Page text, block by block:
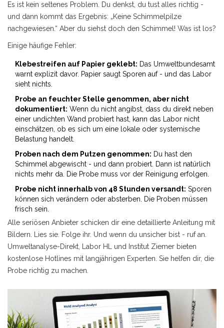
Es ist kein seltenes Problem. Du denkst, du tust alles richtig -
und dann kommt das Ergebnis: „Keine Schimmelpilze
nachgewiesen.“ Aber du siehst doch den Schimmel! Was ist los?
Einige häufige Fehler:
Klebestreifen auf Papier geklebt: Das Umweltbundesamt
warnt explizit davor. Papier saugt Sporen auf - und das Labor
sieht nichts.
Probe an feuchter Stelle genommen, aber nicht
dokumentiert: Wenn du nicht angibst, dass du direkt neben
einer undichten Wand probiert hast, kann das Labor nicht
einschätzen, ob es sich um eine lokale oder systemische
Belastung handelt.
Proben nach dem Putzen genommen: Du hast den
Schimmel abgewischt - und dann probiert. Dann ist natürlich
nichts mehr da. Die Probe muss vor der Reinigung erfolgen.
Probe nicht innerhalb von 48 Stunden versandt: Sporen
können sich verändern oder absterben. Die Proben müssen
frisch sein.
Alle seriösen Anbieter schicken dir eine detaillierte Anleitung mit
Bildern. Lies sie. Folge ihr. Und wenn du unsicher bist - ruf an.
Umweltanalyse-Direkt, Labor HL und Institut Ziemer bieten
kostenlose Hotlines mit langjährigen Experten. Sie helfen dir, die
Probe richtig zu machen.